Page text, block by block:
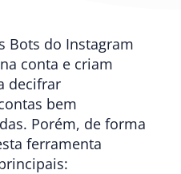
Bots do Instagram
conta e criam
decifrar
bem
Porém, de forma
ferramenta